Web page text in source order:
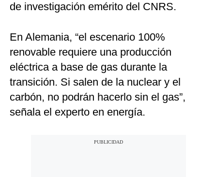
de investigación emérito del CNRS.
En Alemania, “el escenario 100%
renovable requiere una producción
eléctrica a base de gas durante la
transición. Si salen de la nuclear y el
carbón, no podrán hacerlo sin el gas”,
señala el experto en energía.